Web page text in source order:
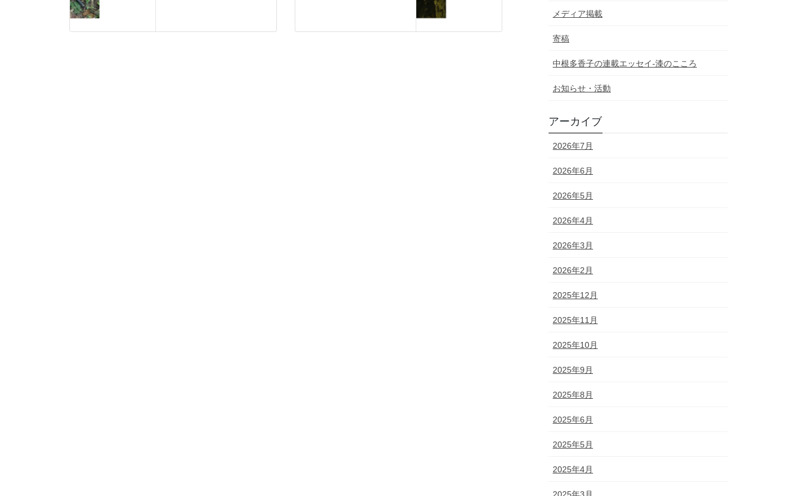
メディア掲載
寄稿
中根多香子の連載エッセイ-漆のこころ
お知らせ・活動
アーカイブ
2026年7月
2026年6月
2026年5月
2026年4月
2026年3月
2026年2月
2025年12月
2025年11月
2025年10月
2025年9月
2025年8月
2025年6月
2025年5月
2025年4月